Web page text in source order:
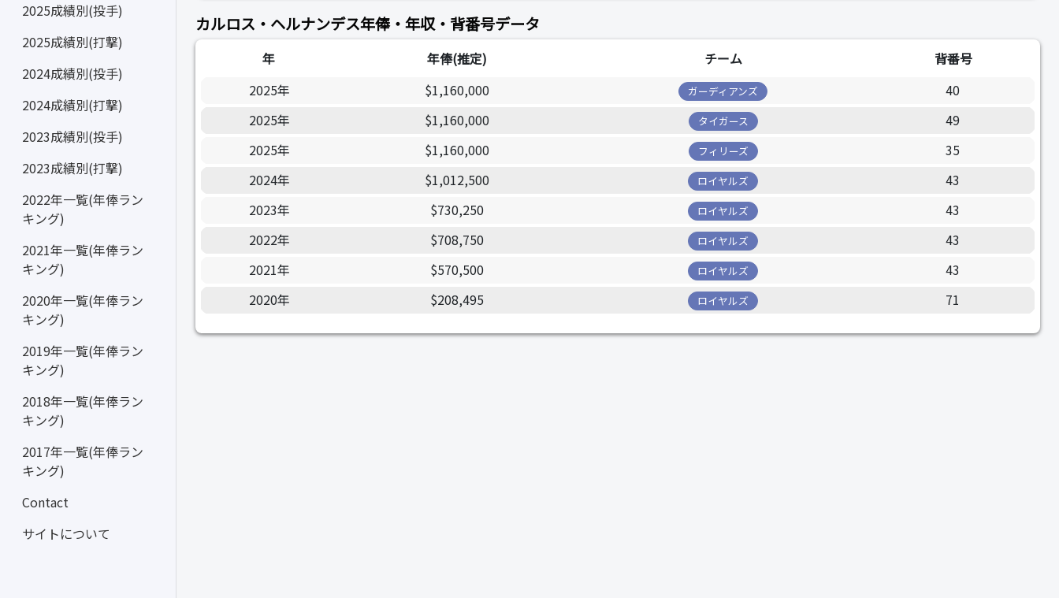
2025成績別(投手)
2025成績別(打撃)
2024成績別(投手)
2024成績別(打撃)
2023成績別(投手)
2023成績別(打撃)
2022年一覧(年俸ラン
キング)
2021年一覧(年俸ラン
キング)
2020年一覧(年俸ラン
キング)
2019年一覧(年俸ラン
キング)
2018年一覧(年俸ラン
キング)
2017年一覧(年俸ラン
キング)
Contact
サイトについて
カルロス・ヘルナンデス年俸・年収・背番号データ
年 年俸(推定) チーム
背番号
2025年
$1,160,000 ガーディアンズ
40
2025年
$1,160,000 タイガース
49
2025年
$1,160,000 フィリーズ
35
2024年
$1,012,500 ロイヤルズ
43
2023年
$730,250 ロイヤルズ
43
2022年
$708,750 ロイヤルズ
43
2021年
$570,500 ロイヤルズ
43
2020年
$208,495 ロイヤルズ 71